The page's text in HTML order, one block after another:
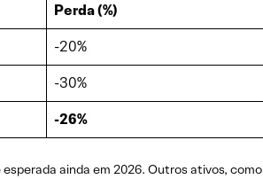
Perda (%)
-20%
-30%
-26%
ainda em 2026. Outros ativos, como